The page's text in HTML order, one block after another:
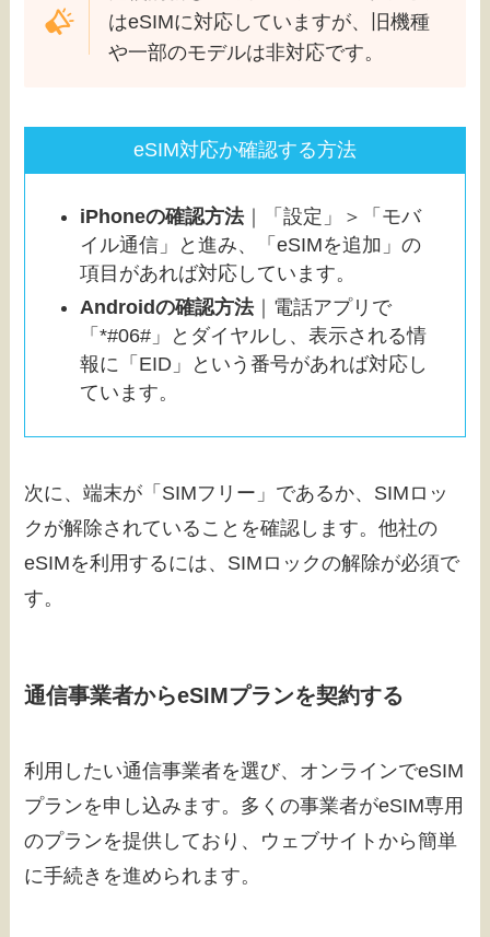
はeSIMに対応していますが、旧機種
や一部のモデルは非対応です。
eSIM対応か確認する方法
iPhoneの確認方法｜「設定」＞「モバ
イル通信」と進み、「eSIMを追加」の
項目があれば対応しています。
Androidの確認方法｜電話アプリで
「*#06#」とダイヤルし、表示される情
報に「EID」という番号があれば対応し
ています。
次に、端末が「SIMフリー」であるか、SIMロッ
クが解除されていることを確認します。他社の
eSIMを利用するには、SIMロックの解除が必須で
す。
通信事業者からeSIMプランを契約する
利用したい通信事業者を選び、オンラインでeSIM
プランを申し込みます。多くの事業者がeSIM専用
のプランを提供しており、ウェブサイトから簡単
に手続きを進められます。